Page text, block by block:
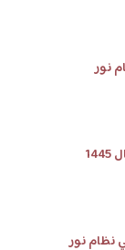
نور
خطوات التسجيل في رياض الأطفال 1445
نظام نور